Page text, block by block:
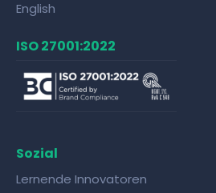
English
ISO 27001:2022
Sozial
Lernende Innovatoren